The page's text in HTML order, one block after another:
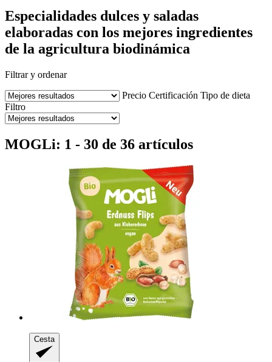
Especialidades dulces y saladas
elaboradas con los mejores ingredientes
de la agricultura biodinámica
Filtrar y ordenar
Precio Certificación Tipo de dieta
Filtro
MOGLi: 1 - 30 de 36 artículos
Cesta